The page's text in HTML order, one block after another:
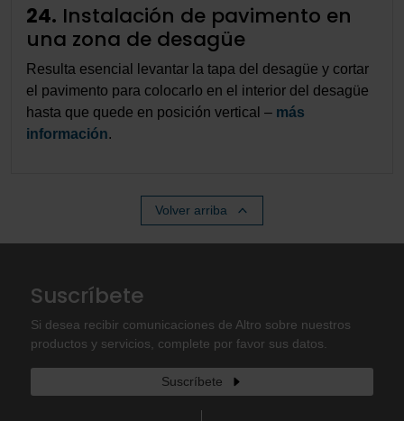
24. Instalación de pavimento en
una zona de desagüe
Resulta esencial levantar la tapa del desagüe y cortar
el pavimento para colocarlo en el interior del desagüe
hasta que quede en posición vertical – más
información.
Volver arriba
Suscríbete
Si desea recibir comunicaciones de Altro sobre nuestros
productos y servicios, complete por favor sus datos.
Suscríbete